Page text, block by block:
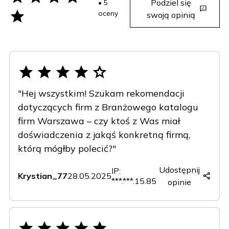
• 5
oceny
Podziel się
swoją opinią
"Hej wszystkim! Szukam rekomendacji
dotyczących firm z Branżowego katalogu
firm Warszawa – czy ktoś z Was miał
doświadczenia z jakąś konkretną firmą,
którą mógłby polecić?"
Krystian_7728.05.2025IP:
***.***.15.85
Facebook
(Twitter)
LinkedIn
Udostępnij
opinie